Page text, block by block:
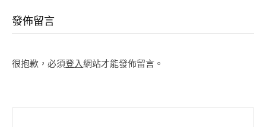
發佈留言
很抱歉，必須登入網站才能發佈留言。